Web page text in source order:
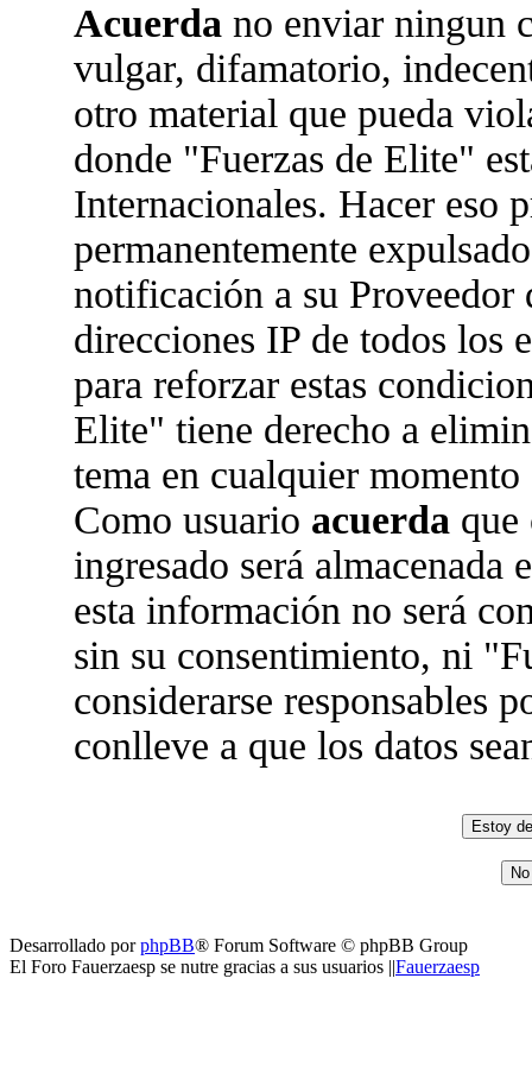
Acuerda no enviar ningun
vulgar, difamatorio,
otro material que pueda
donde "Fuerzas de Elite"
Internacionales. Hacer eso
permanentemente
notificación a su Proveedor
direcciones IP de todos los
para reforzar estas
Elite" tiene derecho a
tema en cualquier
Como usuario acuerda que
ingresado será almacenada
esta información no será
sin su consentimiento, ni
considerarse responsables
conlleve a que los datos
Desarrollado porphpBB® Forum Software © phpBB Group
El Foro Fauerzaesp se nutre gracias a sus usuarios ||Fauerzaesp